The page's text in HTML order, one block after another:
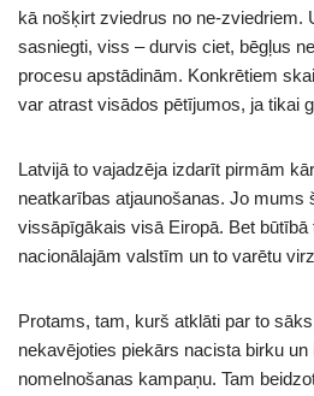
kā nošķirt zviedrus no ne-zviedriem.
sasniegti, viss – durvis ciet, bēgļus
procesu apstādinām. Konkrētiem
var atrast visādos pētījumos, ja tikai
Latvijā to vajadzēja izdarīt pirmām
neatkarības atjaunošanas. Jo mums
vissāpīgākais visā Eiropā. Bet
nacionālajām valstīm un to varētu
Protams, tam, kurš atklāti par to
nekavējoties piekārs nacista birku
nomelnošanas kampaņu. Tam